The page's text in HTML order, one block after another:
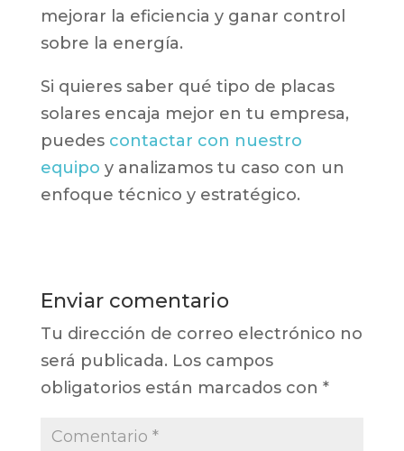
mejorar la eficiencia y ganar control
sobre la energía.
Si quieres saber qué tipo de placas
solares encaja mejor en tu empresa,
puedes contactar con nuestro
equipo y analizamos tu caso con un
enfoque técnico y estratégico.
Enviar comentario
Tu dirección de correo electrónico no
será publicada. Los campos
obligatorios están marcados con *